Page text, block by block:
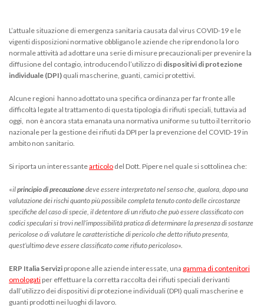
L’attuale situazione di emergenza sanitaria causata dal virus COVID-19 e le
vigenti disposizioni normative obbligano le aziende che riprendono la loro
normale attività ad adottare una serie di misure precauzionali per prevenire la
diffusione del contagio, introducendo l’utilizzo di dispositivi di protezione
individuale (DPI) quali mascherine, guanti, camici protettivi.
Alcune regioni hanno adottato una specifica ordinanza per far fronte alle
difficoltà legate al trattamento di questa tipologia di rifiuti speciali, tuttavia ad
oggi, non è ancora stata emanata una normativa uniforme su tutto il territorio
nazionale per la gestione dei rifiuti da DPI per la prevenzione del COVID-19 in
ambito non sanitario.
Si riporta un interessantearticolo del Dott. Pipere nel quale si sottolinea che:
«ilprincipio di precauzionedeve essere interpretato nel senso che, qualora, dopo una
valutazione dei rischi quanto più possibile completa tenuto conto delle circostanze
specifiche del caso di specie, il detentore di un rifiuto che può essere classificato con
codici speculari si trovi nell’impossibilità pratica di determinare la presenza di sostanze
pericolose o di valutare le caratteristiche di pericolo che detto rifiuto presenta,
quest’ultimo deve essere classificato come rifiuto pericoloso».
ERP Italia Servizi propone alle aziende interessate, una gamma di contenitori
omologati per effettuare la corretta raccolta dei rifiuti speciali derivanti
dall’utilizzo dei dispositivi di protezione individuali (DPI) quali mascherine e
guanti prodotti nei luoghi di lavoro.